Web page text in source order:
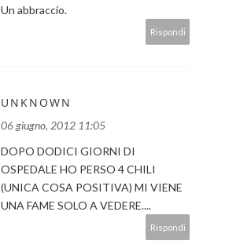
Un abbraccio.
Rispondi
UNKNOWN
06 giugno, 2012 11:05
DOPO DODICI GIORNI DI
OSPEDALE HO PERSO 4 CHILI
(UNICA COSA POSITIVA) MI VIENE
UNA FAME SOLO A VEDERE....
Rispondi